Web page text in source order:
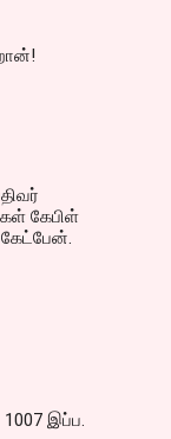
கேபிள்
இப்ப.